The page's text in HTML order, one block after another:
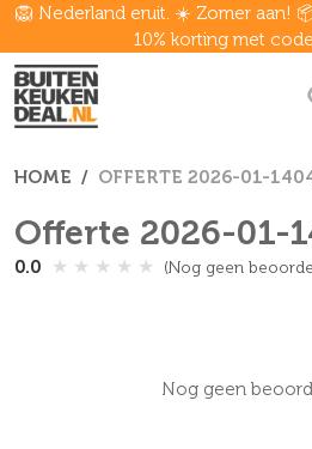
🦁 Nederland eruit. ☀️ Zomer aan!
10% korting met
HOME OFFERTE 2026-01-
Offerte 2026-01-
0.0 ★ ★ ★ ★ ★ (Nog geen
Nog geen